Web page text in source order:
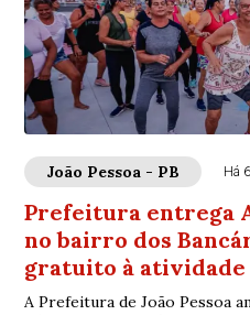
João Pessoa - PB Há
Prefeitura entrega
no bairro dos
gratuito à
A Prefeitura de João Pessoa